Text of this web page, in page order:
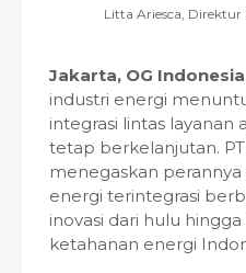
Litta Ariesca, Direktur
Jakarta, OG
industri energi
integrasi lintas layanan
tetap berkelanjutan. PT
menegaskan
energi terintegrasi
inovasi dari hulu
ketahanan energi